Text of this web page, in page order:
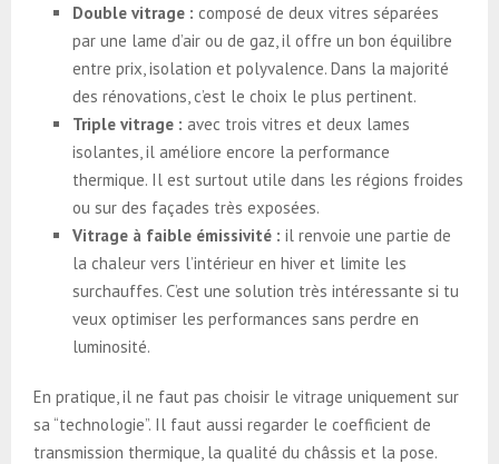
Double vitrage : composé de deux vitres séparées
par une lame d’air ou de gaz, il offre un bon équilibre
entre prix, isolation et polyvalence. Dans la majorité
des rénovations, c’est le choix le plus pertinent.
Triple vitrage : avec trois vitres et deux lames
isolantes, il améliore encore la performance
thermique. Il est surtout utile dans les régions froides
ou sur des façades très exposées.
Vitrage à faible émissivité : il renvoie une partie de
la chaleur vers l’intérieur en hiver et limite les
surchauffes. C’est une solution très intéressante si tu
veux optimiser les performances sans perdre en
luminosité.
En pratique, il ne faut pas choisir le vitrage uniquement sur
sa “technologie”. Il faut aussi regarder le coefficient de
transmission thermique, la qualité du châssis et la pose.